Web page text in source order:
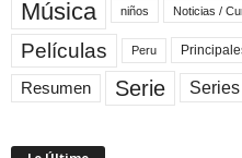
Música niños Noticias /
Películas Peru
Resumen Serie Series